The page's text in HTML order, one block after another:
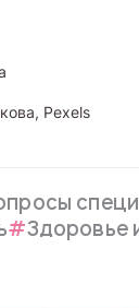
Pexels
Здоровье